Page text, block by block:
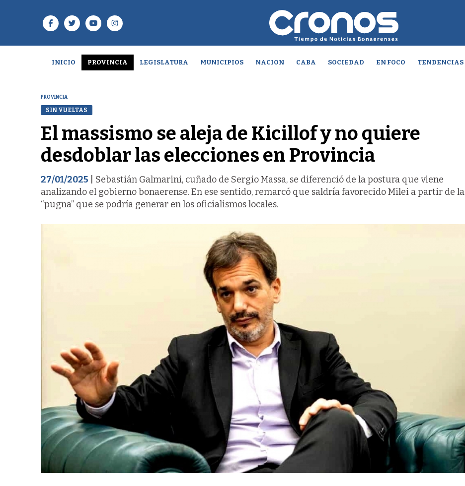
INICIO PROVINCIA LEGISLATURA MUNICIPIOS NACION CABA SOCIEDAD EN FOCO TENDENCIAS
PROVINCIA
SIN VUELTAS
El massismo se aleja de Kicillof y no quiere
desdoblar las elecciones en Provincia
27/01/2025 | Sebastián Galmarini, cuñado de Sergio Massa, se diferenció de la postura que viene
analizando el gobierno bonaerense. En ese sentido, remarcó que saldría favorecido Milei a partir de la
“pugna” que se podría generar en los oficialismos locales.